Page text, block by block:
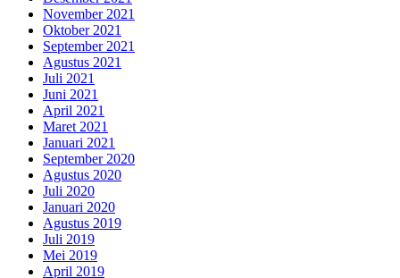
November 2021
Oktober 2021
September 2021
Agustus 2021
Juli 2021
Juni 2021
April 2021
Maret 2021
Januari 2021
September 2020
Agustus 2020
Juli 2020
Januari 2020
Agustus 2019
Juli 2019
Mei 2019
April 2019